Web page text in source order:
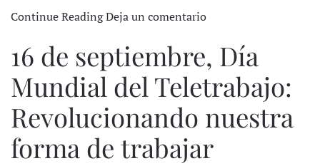
Continue ReadingDeja un comentario
16 de septiembre, Día
Mundial del Teletrabajo:
Revolucionando nuestra
forma de trabajar